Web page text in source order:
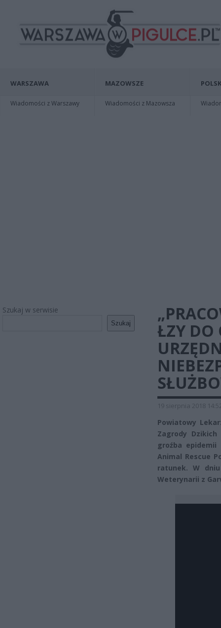
WARSZAWA
Wiadomości z Warszawy
MAZOWSZE
Wiadomości z Mazowsza
Szukaj w serwisie
Szukaj
ŁZY DO
19 sierpnia 2018
Powiatowy
Zagrody
groźba epidemii
Animal Rescue
ratunek. W
Weterynarii z